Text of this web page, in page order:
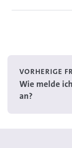
VORHERIGE
Wie melde
an?